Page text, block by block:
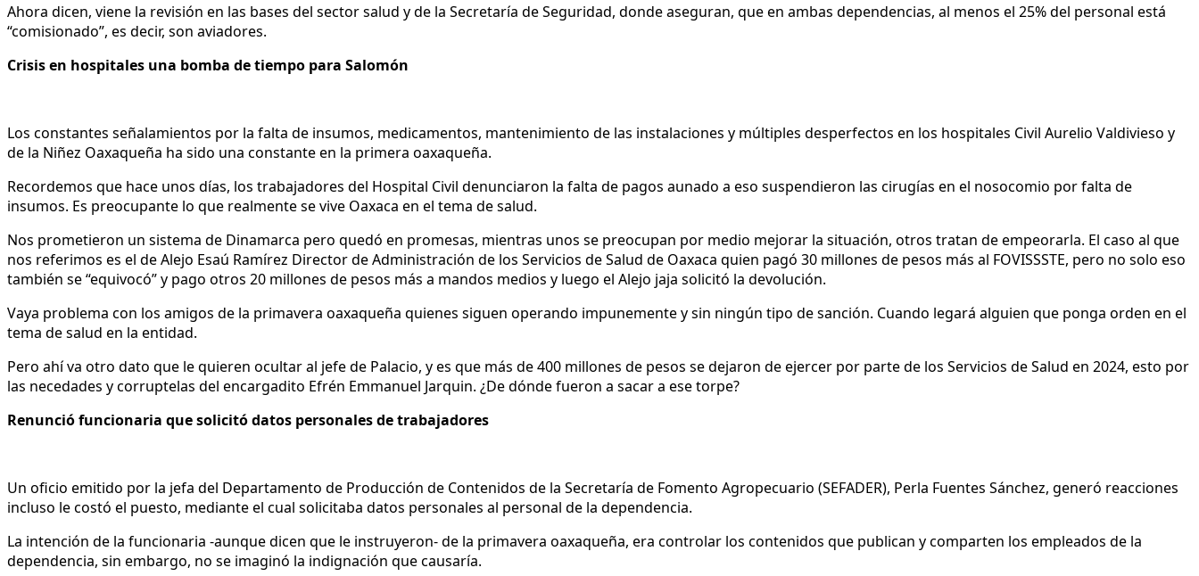
Ahora dicen, viene la revisión en las bases del sector salud y de la Secretaría de Seguridad, donde aseguran, que en ambas dependencias, al menos el 25% del personal está
“comisionado”, es decir, son aviadores.
Crisis en hospitales una bomba de tiempo para Salomón
Los constantes señalamientos por la falta de insumos, medicamentos, mantenimiento de las instalaciones y múltiples desperfectos en los hospitales Civil Aurelio Valdivieso y
de la Niñez Oaxaqueña ha sido una constante en la primera oaxaqueña.
Recordemos que hace unos días, los trabajadores del Hospital Civil denunciaron la falta de pagos aunado a eso suspendieron las cirugías en el nosocomio por falta de
insumos. Es preocupante lo que realmente se vive Oaxaca en el tema de salud.
Nos prometieron un sistema de Dinamarca pero quedó en promesas, mientras unos se preocupan por medio mejorar la situación, otros tratan de empeorarla. El caso al que
nos referimos es el de Alejo Esaú Ramírez Director de Administración de los Servicios de Salud de Oaxaca quien pagó 30 millones de pesos más al FOVISSSTE, pero no solo eso
también se “equivocó” y pago otros 20 millones de pesos más a mandos medios y luego el Alejo jaja solicitó la devolución.
Vaya problema con los amigos de la primavera oaxaqueña quienes siguen operando impunemente y sin ningún tipo de sanción. Cuando legará alguien que ponga orden en el
tema de salud en la entidad.
Pero ahí va otro dato que le quieren ocultar al jefe de Palacio, y es que más de 400 millones de pesos se dejaron de ejercer por parte de los Servicios de Salud en 2024, esto por
las necedades y corruptelas del encargadito Efrén Emmanuel Jarquin. ¿De dónde fueron a sacar a ese torpe?
Renunció funcionaria que solicitó datos personales de trabajadores
Un oficio emitido por la jefa del Departamento de Producción de Contenidos de la Secretaría de Fomento Agropecuario (SEFADER), Perla Fuentes Sánchez, generó reacciones
incluso le costó el puesto, mediante el cual solicitaba datos personales al personal de la dependencia.
La intención de la funcionaria -aunque dicen que le instruyeron- de la primavera oaxaqueña, era controlar los contenidos que publican y comparten los empleados de la
dependencia, sin embargo, no se imaginó la indignación que causaría.